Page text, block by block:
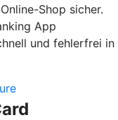
Shop sicher.
App
und fehlerfrei in